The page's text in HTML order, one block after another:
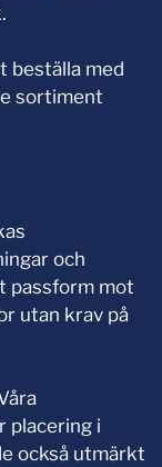
beställa med
sortiment
och
passform mot
utan krav på
placering i
också utmärkt